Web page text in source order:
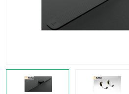
神经营销与消费行为实验